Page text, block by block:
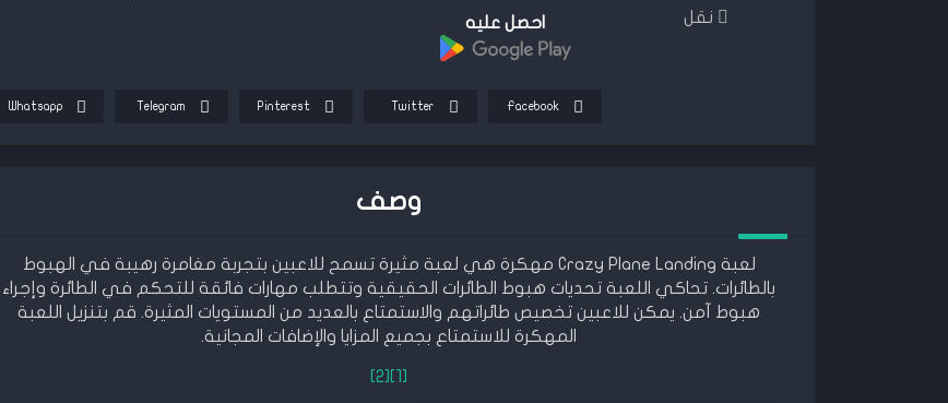
نقل
احصل عليه
Facebook
Twitter
Pinterest
Telegram
Whatsapp
وصف
لعبة Crazy Plane Landing مهكرة هي لعبة مثيرة تسمح للاعبين بتجربة مغامرة رهيبة في الهبوط
بالطائرات. تحاكي اللعبة تحديات هبوط الطائرات الحقيقية وتتطلب مهارات فائقة للتحكم في الطائرة وإجراء
هبوط آمن. يمكن للاعبين تخصيص طائراتهم والاستمتاع بالعديد من المستويات المثيرة. قم بتنزيل اللعبة
المهكرة للاستمتاع بجميع المزايا والإضافات المجانية.
[1]
[2]